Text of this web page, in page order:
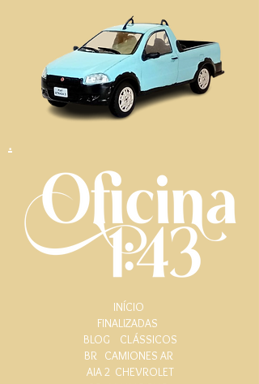
.
INÍCIO
FINALIZADAS
BLOG
CLÁSSICOS
BR CAMIONES AR
AIA 2 CHEVROLET